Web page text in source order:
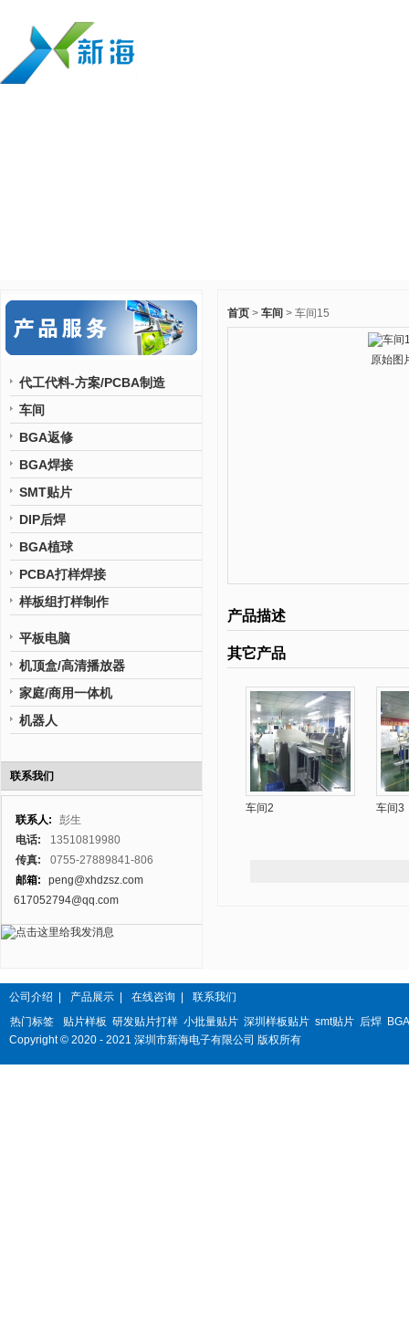
首页 > 车间 > 车间15
原始图
产品描述
其它产品
车间2 车间3
代工代料-方案/PCBA制造
车间
BGA返修
BGA焊接
SMT贴片
DIP后焊
BGA植球
PCBA打样焊接
样板组打样制作
平板电脑
机顶盒/高清播放器
家庭/商用一体机
机器人
联系我们
联系人:
彭生
电话:
13510819980
传真:
0755-27889841-806
邮箱:
peng@xhdzsz.com
617052794@qq.com
公司介绍 产品展示 在线咨询
联系我们
热门标签
贴片样板 研发贴片打样 小批量贴片 深圳样板贴片 smt贴片 后焊
Copyright © 2020 - 2021 深圳市新海电子有限公司 版权所有